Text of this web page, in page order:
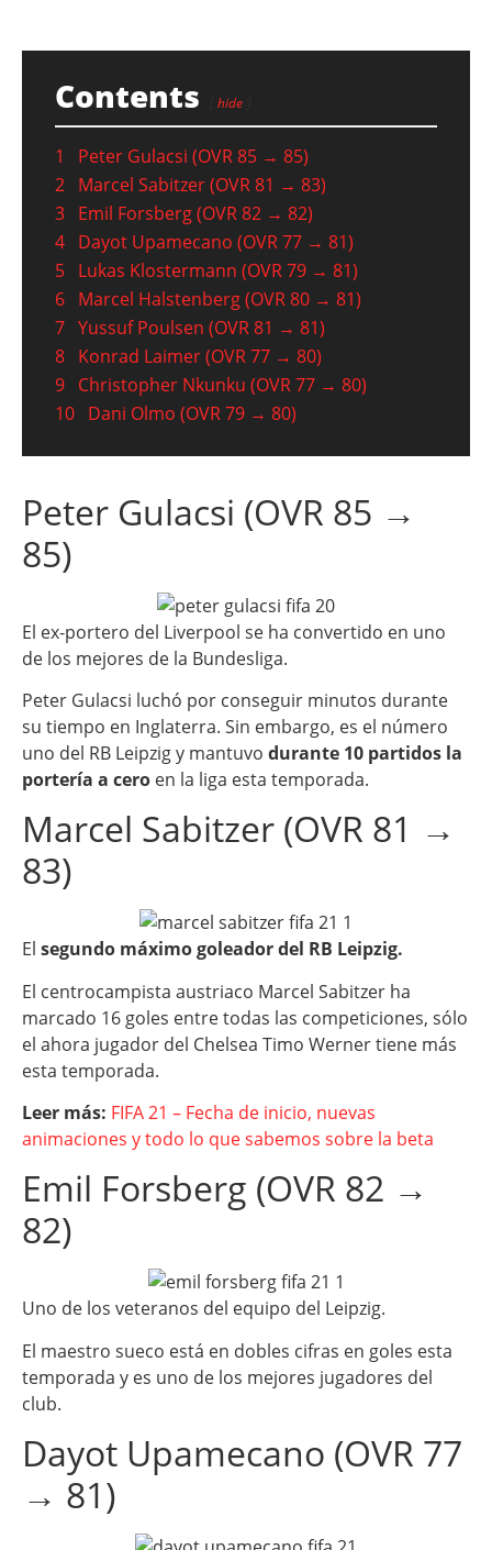
Contents hide
1
Peter Gulacsi (OVR 85 → 85)
2 Marcel Sabitzer (OVR 81 → 83)
3 Emil Forsberg (OVR 82 → 82)
4 Dayot Upamecano (OVR 77 → 81)
5 Lukas Klostermann (OVR 79 → 81)
6 Marcel Halstenberg (OVR 80 → 81)
7 Yussuf Poulsen (OVR 81 → 81)
8 Konrad Laimer (OVR 77 → 80)
9 Christopher Nkunku (OVR 77 → 80)
10 Dani Olmo (OVR 79 → 80)
Peter Gulacsi (OVR 85 →
85)
El ex-portero del Liverpool se ha convertido en uno
de los mejores de la Bundesliga.
Peter Gulacsi luchó por conseguir minutos durante
su tiempo en Inglaterra. Sin embargo, es el número
uno del RB Leipzig y mantuvo durante 10 partidos la
portería a cero en la liga esta temporada.
Marcel Sabitzer (OVR 81 →
83)
El segundo máximo goleador del RB Leipzig.
El centrocampista austriaco Marcel Sabitzer ha
marcado 16 goles entre todas las competiciones, sólo
el ahora jugador del Chelsea Timo Werner tiene más
esta temporada.
Leer más: FIFA 21 – Fecha de inicio, nuevas
animaciones y todo lo que sabemos sobre la beta
Emil Forsberg (OVR 82 →
82)
Uno de los veteranos del equipo del Leipzig.
El maestro sueco está en dobles cifras en goles esta
temporada y es uno de los mejores jugadores del
club.
Dayot Upamecano (OVR 77
→ 81)